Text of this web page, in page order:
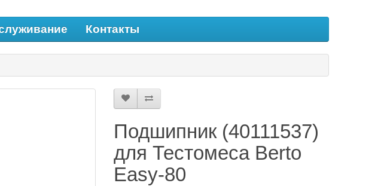
Контакты
Подшипник (40111537)
для Тестомеса Berto
Easy-80